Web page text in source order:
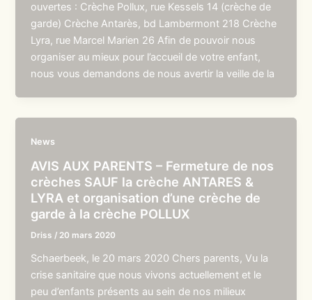
ouvertes : Crèche Pollux, rue Kessels 14 (crèche de
garde) Crèche Antarès, bd Lambermont 218 Crèche
Lyra, rue Marcel Marien 26 Afin de pouvoir nous
organiser au mieux pour l’accueil de votre enfant,
nous vous demandons de nous avertir la veille de la
News
AVIS AUX PARENTS – Fermeture de nos
crèches SAUF la crèche ANTARES &
LYRA et organisation d’une crèche de
garde à la crèche POLLUX
Driss / 20 mars 2020
Schaerbeek, le 20 mars 2020 Chers parents, Vu la
crise sanitaire que nous vivons actuellement et le
peu d’enfants présents au sein de nos milieux